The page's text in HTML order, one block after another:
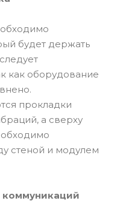
будет держать
как оборудование
прокладки
а сверху
стеной и модулем
коммуникаций